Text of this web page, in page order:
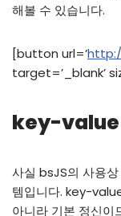
해볼 수 있습니다.
[button url=’
target=’_blank’
key-value
사실 bsJS의 사용
템입니다. key-
아니라 기본 정신